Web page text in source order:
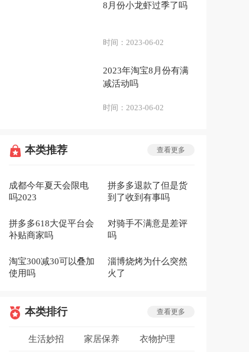
8月份小龙虾过季了吗
时间： 2023-06-02
2023年淘宝8月份有满
减活动吗
时间： 2023-06-02
本类推荐 查看更多
成都今年夏天会限电
吗2023
拼多多退款了但是货
到了收到有事吗
拼多多618大促平台会
补贴商家吗
对骑手不满意是差评
吗
淘宝300减30可以叠加
使用吗
淄博烧烤为什么突然
火了
本类排行 查看更多
生活妙招 家居保养 衣物护理